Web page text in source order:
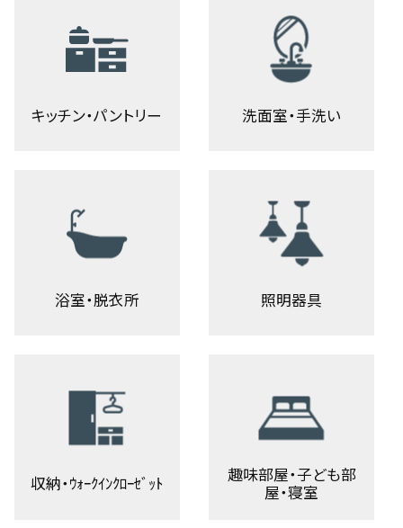
キッチン・パントリー 洗面室・手洗い
浴室・脱衣所 照明器具
収納・ｳｫｰｸｲﾝｸﾛｰｾﾞｯﾄ
趣味部屋・子ども部
屋・寝室